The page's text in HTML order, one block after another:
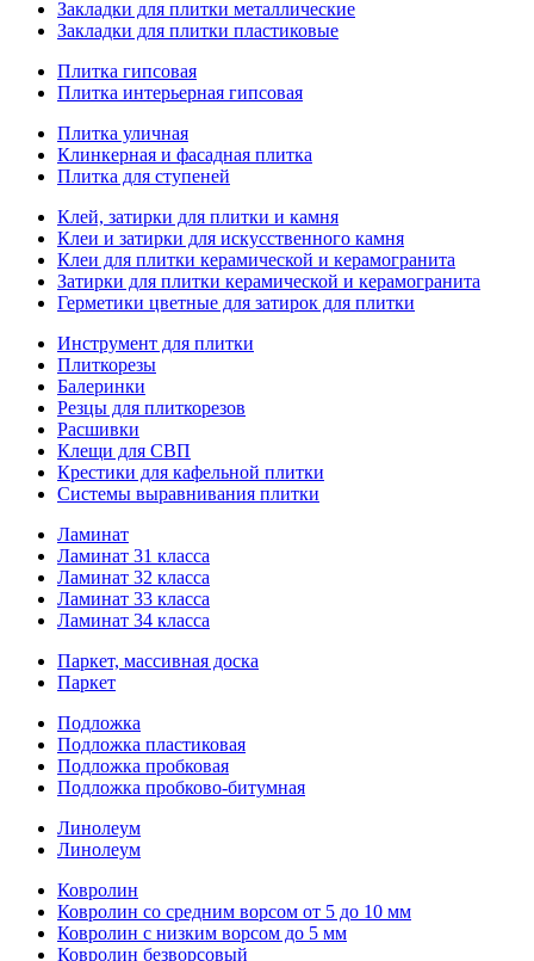
Закладки для плитки металлические
Закладки для плитки пластиковые
Плитка гипсовая
Плитка интерьерная гипсовая
Плитка уличная
Клинкерная и фасадная плитка
Плитка для ступеней
Клей, затирки для плитки и камня
Клеи и затирки для искусственного камня
Клеи для плитки керамической и керамогранита
Затирки для плитки керамической и керамогранита
Герметики цветные для затирок для плитки
Инструмент для плитки
Плиткорезы
Балеринки
Резцы для плиткорезов
Расшивки
Клещи для СВП
Крестики для кафельной плитки
Системы выравнивания плитки
Ламинат
Ламинат 31 класса
Ламинат 32 класса
Ламинат 33 класса
Ламинат 34 класса
Паркет, массивная доска
Паркет
Подложка
Подложка пластиковая
Подложка пробковая
Подложка пробково-битумная
Линолеум
Линолеум
Ковролин
Ковролин со средним ворсом от 5 до 10 мм
Ковролин с низким ворсом до 5 мм
Ковролин безворсовый